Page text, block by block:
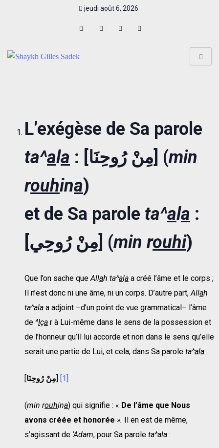
jeudi août 6, 2026
L’exégèse de Sa parole
ta^ala : [مِنْ رُوحِنَا] (min
rouhina)
et de Sa parole ta^ala :
[مِنْ رُوحِي] (min rouhi)
Que l’on sache queAllah ta^ala a créé l’âme et le corps ;
Il n’est donc ni une âme, ni un corps. D’autre part,Allah
ta^ala a adjoint –d’un point de vue grammatical– l’âme
de ^Iça r à Lui-même dans le sens de la possession et
de l’honneur qu’Il lui accorde et non dans le sens qu’elle
serait une partie de Lui, et cela, dans Sa parole ta^ala :
[مِنْ رُوحِنَا] [1]
(min rouhina) qui signifie : « De l’âme que Nous
avons créée et honorée ». Il en est de même,
s’agissant de ‘Adam, pour Sa parole ta^ala :